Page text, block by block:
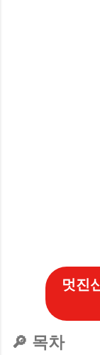
멋진
🔎 목차